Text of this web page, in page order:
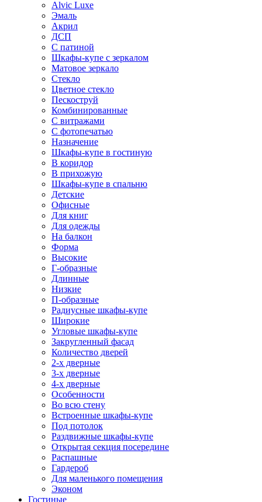
Alvic Luxe
Эмаль
Акрил
ДСП
С патиной
Шкафы-купе с зеркалом
Матовое зеркало
Стекло
Цветное стекло
Пескоструй
Комбинированные
С витражами
С фотопечатью
Назначение
Шкафы-купе в гостиную
В коридор
В прихожую
Шкафы-купе в спальню
Детские
Офисные
Для книг
Для одежды
На балкон
Форма
Высокие
Г-образные
Длинные
Низкие
П-образные
Радиусные шкафы-купе
Широкие
Угловые шкафы-купе
Закругленный фасад
Количество дверей
2-х дверные
3-х дверные
4-х дверные
Особенности
Во всю стену
Встроенные шкафы-купе
Под потолок
Раздвижные шкафы-купе
Открытая секция посередине
Распашные
Гардероб
Для маленького помещения
Эконом
Гостиные